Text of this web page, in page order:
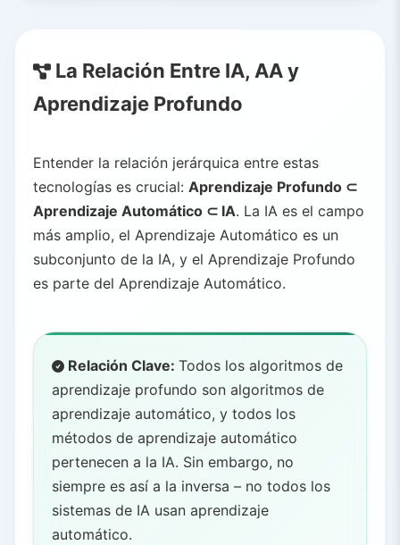
La Relación Entre IA, AA y
Aprendizaje Profundo
Entender la relación jerárquica entre estas
tecnologías es crucial: Aprendizaje Profundo ⊂
Aprendizaje Automático ⊂ IA. La IA es el campo
más amplio, el Aprendizaje Automático es un
subconjunto de la IA, y el Aprendizaje Profundo
es parte del Aprendizaje Automático.
Relación Clave:Todos los algoritmos de
aprendizaje profundo son algoritmos de
aprendizaje automático, y todos los
métodos de aprendizaje automático
pertenecen a la IA. Sin embargo, no
siempre es así a la inversa – no todos los
sistemas de IA usan aprendizaje
automático.